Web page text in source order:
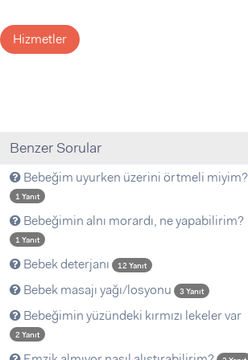
Hizmetler
Benzer Sorular
Bebeğim uyurken üzerini örtmeli miyim?
1 Yanıt
Bebeğimin alnı morardı, ne yapabilirim?
1 Yanıt
Bebek deterjanı 12 Yanıt
Bebek masajı yağı/losyonu 3 Yanıt
Bebeğimin yüzündeki kırmızı lekeler var
2 Yanıt